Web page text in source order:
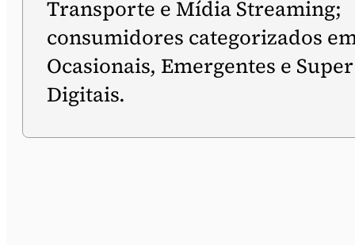
Transporte e Mídia Streaming;
consumidores categorizados
Ocasionais, Emergentes e Super
Digitais.